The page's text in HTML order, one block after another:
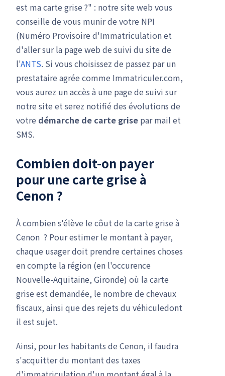
est ma carte grise ?" : notre site web vous
conseille de vous munir de votre NPI
(Numéro Provisoire d'Immatriculation et
d'aller sur la page web de suivi du site de
l'ANTS. Si vous choisissez de passez par un
prestataire agrée comme Immatriculer.com,
vous aurez un accès à une page de suivi sur
notre site et serez notifié des évolutions de
votre démarche de carte grise par mail et
SMS.
Combien doit-on payer
pour une carte grise à
Cenon ?
À combien s'élève le côut de la carte grise à
Cenon ? Pour estimer le montant à payer,
chaque usager doit prendre certaines choses
en compte la région (en l'occurence
Nouvelle-Aquitaine, Gironde) où la carte
grise est demandée, le nombre de chevaux
fiscaux, ainsi que des rejets du véhiculedont
il est sujet.
Ainsi, pour les habitants de Cenon, il faudra
s'acquitter du montant des taxes